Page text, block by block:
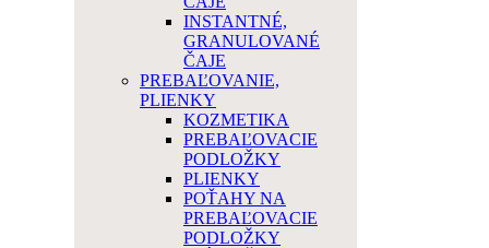
INSTANTNÉ,
GRANULOVANÉ
ČAJE
PREBAĽOVANIE,
PLIENKY
KOZMETIKA
PREBAĽOVACIE
PODLOŽKY
PLIENKY
POŤAHY NA
PREBAĽOVACIE
PODLOŽKY